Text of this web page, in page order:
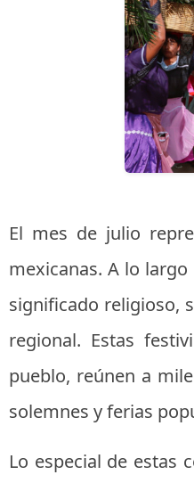
El mes de julio
mexicanas. A lo
significado religioso,
regional. Estas
pueblo, reúnen a
solemnes y ferias
Lo especial de estas